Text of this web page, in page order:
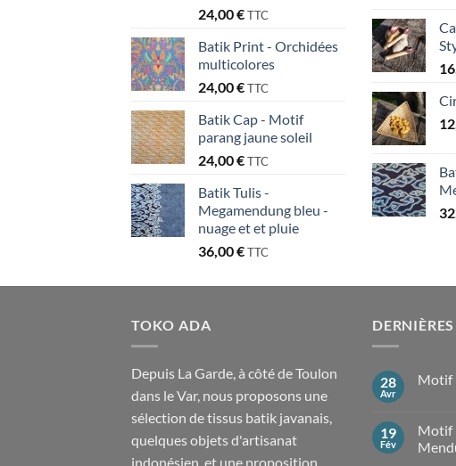
24,00€TTC
Batik Print - Orchidées
multicolores
24,00€TTC
Batik Cap - Motif
parang jaune soleil
24,00€TTC
Batik Tulis -
Megamendung bleu -
nuage et et pluie
36,00€TTC
TOKO ADA
Depuis La Garde, à côté de Toulon
dans le Var, nous proposons une
sélection de tissus batik javanais,
quelques objets d'artisanat
indonésien, et une proposition
28
Avr
Motif
Motif
Kawung
19
Fév
Motif